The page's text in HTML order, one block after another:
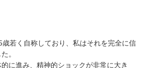
若く自称しており、私はそれを完全に信
。
に進み、精神的ショックが非常に大き